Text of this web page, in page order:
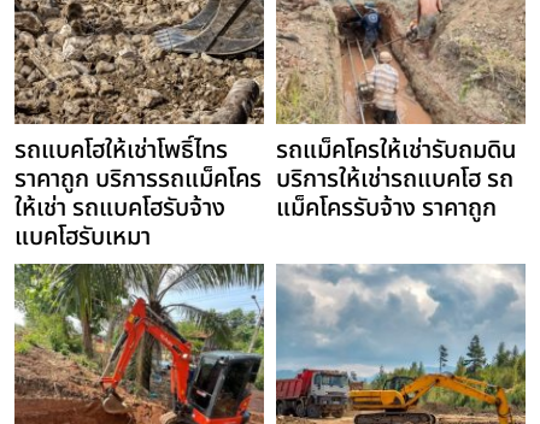
รถแบคโฮให้เช่าโพธิ์ไทร
ราคาถูก บริการรถแม็คโคร
ให้เช่า รถแบคโฮรับจ้าง
แบคโฮรับเหมา
รถแม็คโครให้เช่ารับถมดิน
บริการให้เช่ารถแบคโฮ รถ
แม็คโครรับจ้าง ราคาถูก